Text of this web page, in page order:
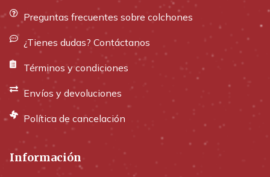
Preguntas frecuentes sobre colchones
¿Tienes dudas? Contáctanos
Términos y condiciones
Envíos y devoluciones
Política de cancelación
Información